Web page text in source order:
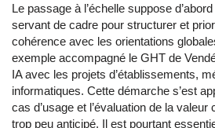
Le passage à l’échelle suppose
servant de cadre pour structurer et
cohérence avec les orientations
exemple accompagné le GHT de
IA avec les projets d’établissements,
informatiques. Cette démarche s’est
cas d’usage et l’évaluation de la
trop peu anticipé. Il est pourtant